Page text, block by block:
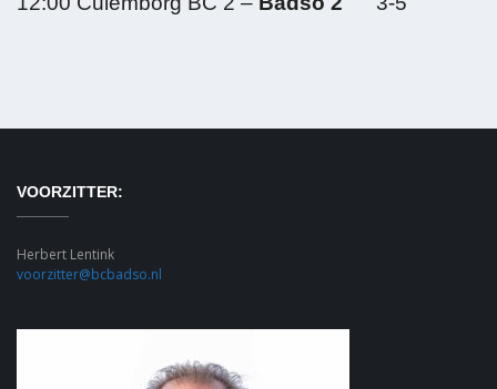
VOORZITTER:
Herbert Lentink
voorzitter@bcbadso.nl